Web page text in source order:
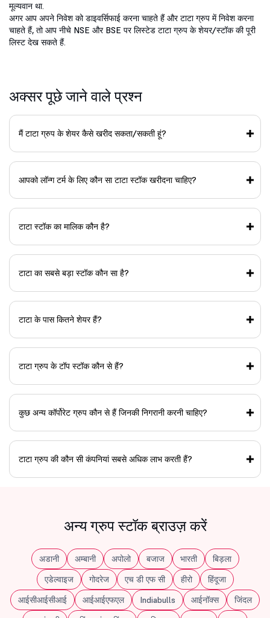
मूल्यवान था.
अगर आप अपने निवेश को डाइवर्सिफाई करना चाहते हैं और टाटा ग्रुप में निवेश करना
चाहते हैं, तो आप नीचे NSE और BSE पर लिस्टेड टाटा ग्रुप के शेयर/स्टॉक की पूरी
लिस्ट देख सकते हैं.
अक्सर पूछे जाने वाले प्रश्न
मैं टाटा ग्रुप के शेयर कैसे खरीद सकता/सकती हूं?
आपको लॉन्ग टर्म के लिए कौन सा टाटा स्टॉक खरीदना चाहिए?
टाटा स्टॉक का मालिक कौन है?
टाटा का सबसे बड़ा स्टॉक कौन सा है?
टाटा के पास कितने शेयर हैं?
टाटा ग्रुप के टॉप स्टॉक कौन से हैं?
कुछ अन्य कॉर्पोरेट ग्रुप कौन से हैं जिनकी निगरानी करनी चाहिए?
टाटा ग्रुप की कौन सी कंपनियां सबसे अधिक लाभ करती हैं?
अन्य ग्रुप स्टॉक ब्राउज़ करें
अडानी अम्बानी अपोलो बजाज भारती
बिड़ला
एडेल्वाइज
गोदरेज एच डी एफ सी हीरो
हिंदूजा
आईसीआईसीआई
आईआईएफएल Indiabulls आईनॉक्स
जिंदल